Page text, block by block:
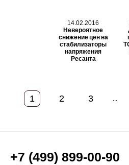
14.02.2016
Невероятное
снижение цен на
стабилизаторы
напряжения
Ресанта
1 2 3 ...
+7 (499) 899-00-90